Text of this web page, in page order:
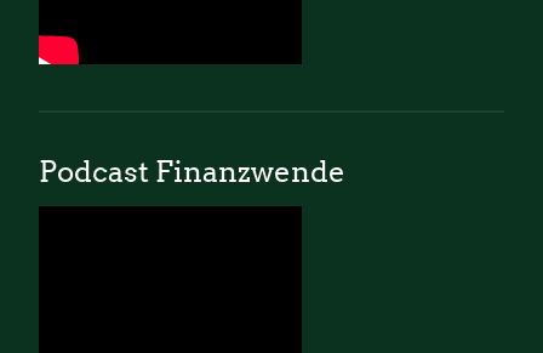
Podcast Finanzwende